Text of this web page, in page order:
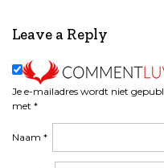
Leave a Reply
Je e-mailadres wordt niet
met *
Naam *